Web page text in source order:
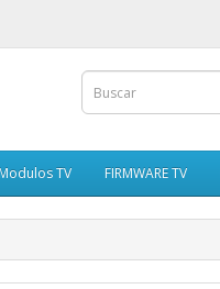
Modulos TV FIRMWARE TV